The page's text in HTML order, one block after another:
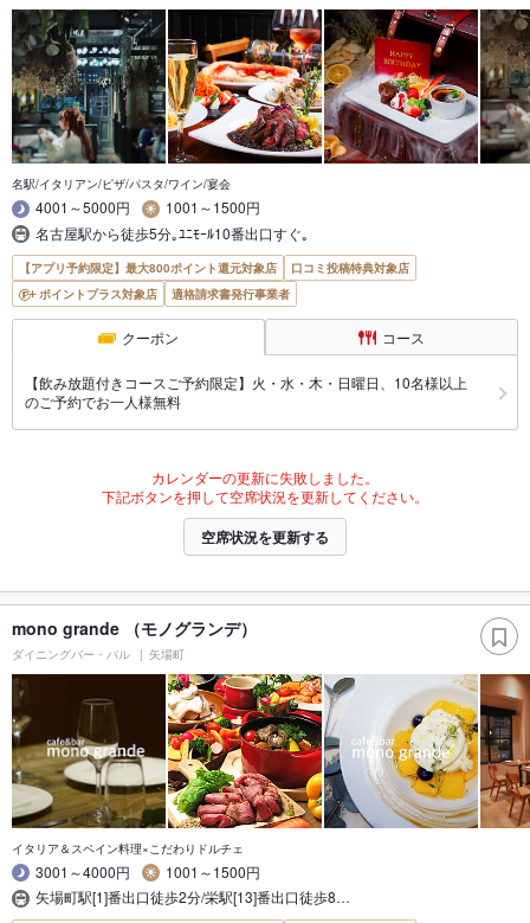
名駅/イタリアン/ピザ/パスタ/ワイン/宴会
4001～5000円
1001～1500円
名古屋駅から徒歩5分｡ﾕﾆﾓｰﾙ10番出口すぐ｡
【アプリ予約限定】最大800ポイント還元対象店
口コミ投稿特典対象店
ポイントプラス対象店
適格請求書発行事業者
クーポン コース
【飲み放題付きコースご予約限定】火・水・木・日曜日、10名様以上
のご予約でお一人様無料
カレンダーの更新に失敗しました。
下記ボタンを押して空席状況を更新してください。
空席状況を更新する
mono grande （モノグランデ）
ダイニングバー・バル 矢場町
イタリア＆スペイン料理×こだわりドルチェ
3001～4000円
1001～1500円
矢場町駅[1]番出口徒歩2分/栄駅[13]番出口徒歩8…